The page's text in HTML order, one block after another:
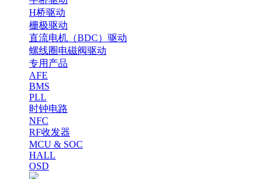
H桥驱动
栅极驱动
直流电机（BDC）驱动
螺线圈电磁阀驱动
专用产品
AFE
BMS
PLL
时钟电路
NFC
RF收发器
MCU & SOC
HALL
OSD